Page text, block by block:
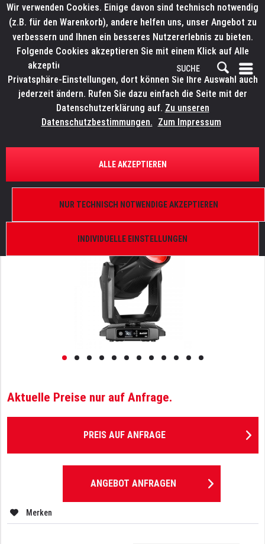
ÜBERSICHT VERFOLGERSYSTEME
ELATION Proteus Brutus FS
sACN, FIL Case-Einsatz
Aktuelle Preise nur auf Anfrage.
PREIS AUF ANFRAGE
ANGEBOT ANFRAGEN
Merken
Wir verwenden Cookies. Einige davon sind technisch notwendig
(z.B. für den Warenkorb), andere helfen uns, unser Angebot zu
verbessern und Ihnen ein besseres Nutzererlebnis zu bieten.
Folgende Cookies akzeptieren Sie mit einem Klick auf Alle
akzeptieren. Weitere Informationen finden Sie in den
Privatsphäre-Einstellungen, dort können Sie Ihre Auswahl auch
jederzeit ändern. Rufen Sie dazu einfach die Seite mit der
Datenschutzerklärung auf. Zu unseren
Datenschutzbestimmungen. Zum Impressum
INDIVIDUELLE EINSTELLUNGEN
NUR TECHNISCH NOTWENDIGE AKZEPTIEREN
ALLE AKZEPTIEREN